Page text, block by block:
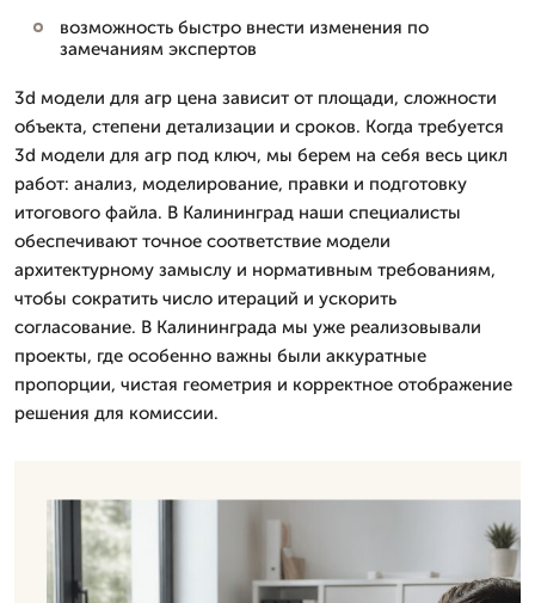
возможность быстро внести изменения по
замечаниям экспертов
3d модели для агр цена зависит от площади, сложности
объекта, степени детализации и сроков. Когда требуется
3d модели для агр под ключ, мы берем на себя весь цикл
работ: анализ, моделирование, правки и подготовку
итогового файла. В Калининград наши специалисты
обеспечивают точное соответствие модели
архитектурному замыслу и нормативным требованиям,
чтобы сократить число итераций и ускорить
согласование. В Калининграда мы уже реализовывали
проекты, где особенно важны были аккуратные
пропорции, чистая геометрия и корректное отображение
решения для комиссии.